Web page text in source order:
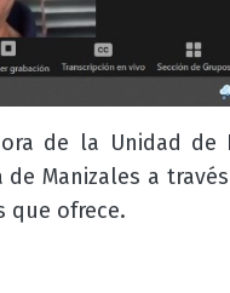
de la Unidad de
Manizales a
que ofrece.